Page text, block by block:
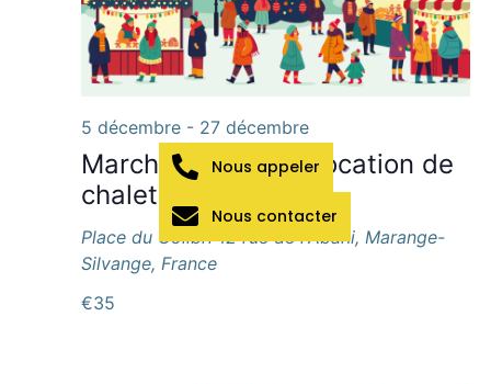
Marché de Noël – Location de
chalets
5 décembre- 27 décembre
Place du Colibri12 rue de l'Abani, Marange-
Silvange, France
€35
Nous appeler
Nous contacter